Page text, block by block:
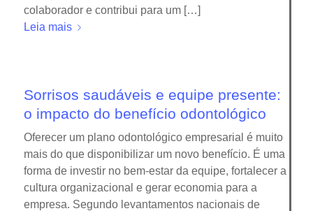
colaborador e contribui para um […]
Leia mais
Sorrisos saudáveis e equipe presente:
o impacto do benefício odontológico
Oferecer um plano odontológico empresarial é muito
mais do que disponibilizar um novo benefício. É uma
forma de investir no bem-estar da equipe, fortalecer a
cultura organizacional e gerar economia para a
empresa. Segundo levantamentos nacionais de